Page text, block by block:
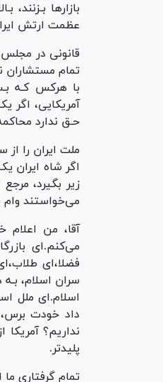
بازار‌ها
عظمت ارتش
قانونی در مجلس
تمام مستشاران
با هرکس کـه
آمریکایی، اگر
حـق ندارد
ملت ایران را
اگر شاه ایران
زیر بگیرد،
می‌خواستند وام
آقا، من اعلام
می‌کنم.‌ای
فضلا،‌ای
سران اسلام،
اسلام.‌ای ملل
داد خودت
نداریم؟
پلیدتر.
تمام گرفتاری